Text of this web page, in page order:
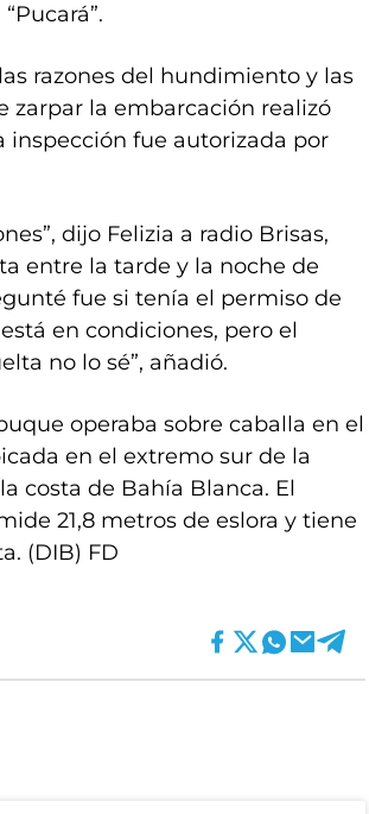
razones del hundimiento y las
zarpar la embarcación realizó
inspección fue autorizada por
dijo Felizia a radio Brisas,
entre la tarde y la noche de
fue si tenía el permiso de
en condiciones, pero el
no lo sé”, añadió.
operaba sobre caballa en el
en el extremo sur de la
costa de Bahía Blanca. El
21,8 metros de eslora y tiene
(DIB) FD